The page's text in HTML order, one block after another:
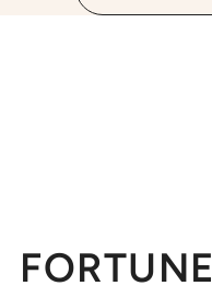
FORTUNE